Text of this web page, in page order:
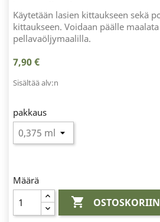
Käytetään lasien kittaukseen sekä
kittaukseen. Voidaan päälle
pellavaöljymaalilla.
7,90 €
Sisältää alv:n
pakkaus
Määrä
 OSTOSKORIIN